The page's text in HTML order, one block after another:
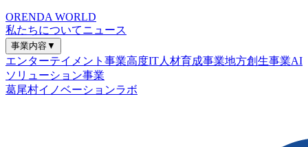
ORENDA WORLD
私たちについてニュース
事業内容▼
エンターテイメント事業高度IT人材育成事業地方創生事業AI
ソリューション事業
葛尾村イノベーションラボ